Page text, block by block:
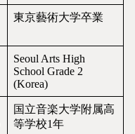
東京藝術大学卒業
Seoul Arts High
School Grade 2
(Korea)
国立音楽大学附属高
等学校1年